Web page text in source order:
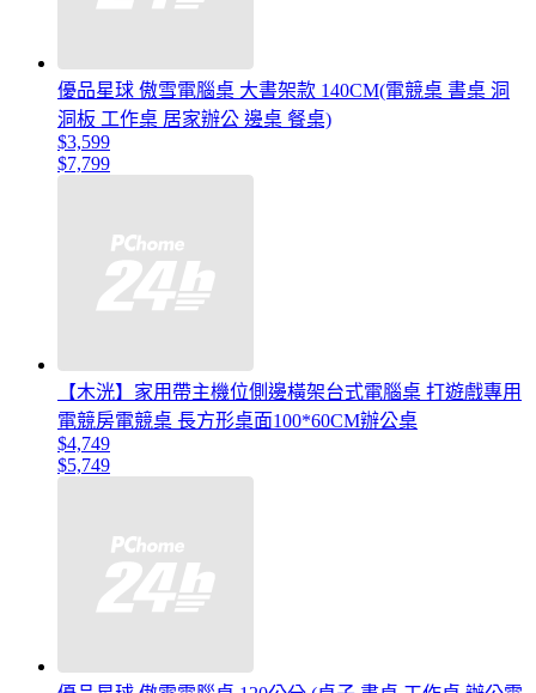
優品星球 傲雪電腦桌 大書架款 140CM(電競桌 書桌 洞
洞板 工作桌 居家辦公 邊桌 餐桌)
$3,599
$7,799
【木洸】家用帶主機位側邊橫架台式電腦桌 打遊戲專用
電競房電競桌 長方形桌面100*60CM辦公桌
$4,749
$5,749